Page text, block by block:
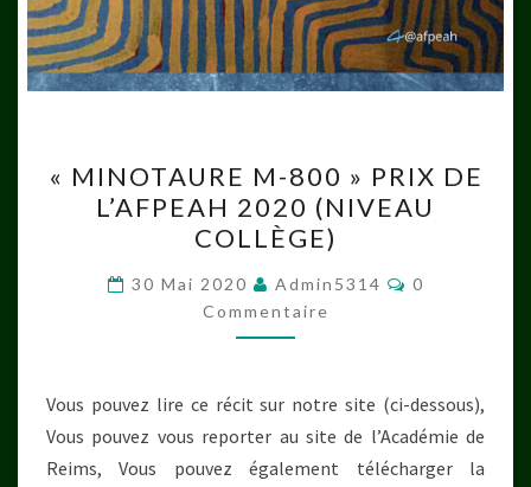
M-
800 »
PRIX
DE
L’AFPEAH
2020
COLLÈGE)
« MINOTAURE M-800 » PRIX DE
L’AFPEAH 2020 (NIVEAU
COLLÈGE)
30 Mai 2020 Admin5314
0
Commentaire
Vous pouvez lire ce récit sur notre site (ci-dessous),
Vous pouvez vous reporter au site de l’Académie de
Reims, Vous pouvez également télécharger la